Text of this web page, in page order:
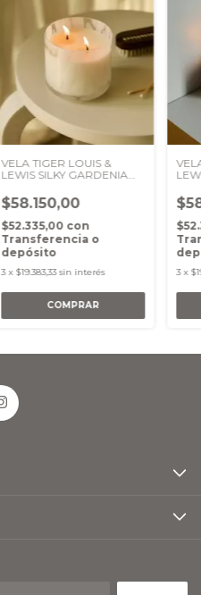
VELA TIGER LOUIS &
LEWIS SILKY GARDENIA
$58.150,00
$52.335,00 con
Transferencia o
depósito
3 x $19.383,33 sin interés 3 x